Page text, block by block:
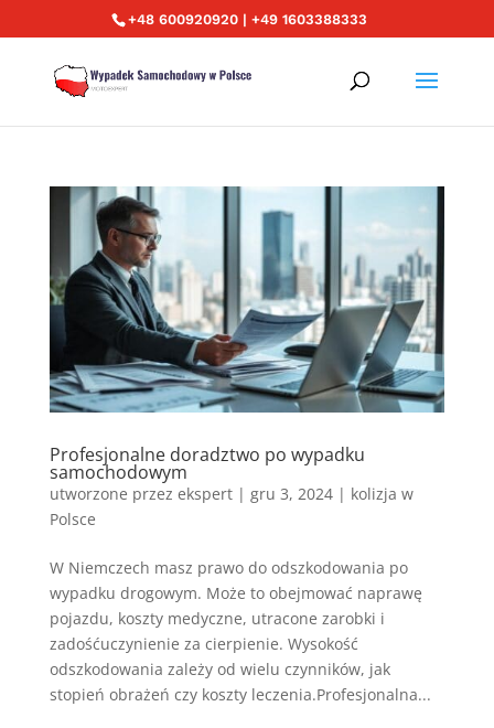
+48 600920920 | +49 1603388333
Profesjonalne doradztwo po wypadku
samochodowym
utworzone przez ekspert| gru 3, 2024| kolizja w
Polsce
W Niemczech masz prawo do odszkodowania po
wypadku drogowym. Może to obejmować naprawę
pojazdu, koszty medyczne, utracone zarobki i
zadośćuczynienie za cierpienie. Wysokość
odszkodowania zależy od wielu czynników, jak
stopień obrażeń czy koszty leczenia.Profesjonalna...